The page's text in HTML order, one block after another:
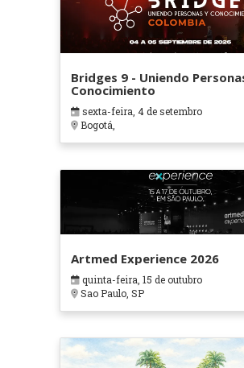
Bridges 9 - Uniendo
Conocimiento
sexta-feira, 4 de setembro
Bogotá,
Artmed Experience 2026
quinta-feira, 15 de outubro
Sao Paulo, SP